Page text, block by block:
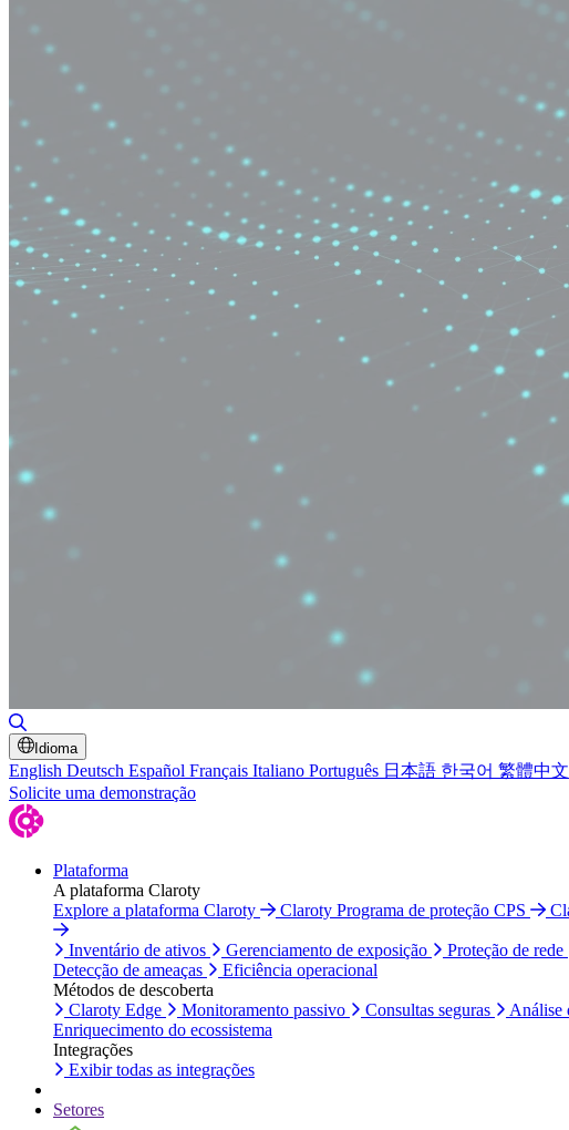
Idioma
English Deutsch Español Français Italiano Português 日本語 한국어 繁體中文
Solicite uma demonstração
Plataforma
A plataforma Claroty
Explore a plataforma Claroty
Claroty Programa de proteção CPS
Inventário de ativos Gerenciamento de exposição Proteção de rede
Detecção de ameaças
Eficiência operacional
Métodos de descoberta
Claroty Edge
Monitoramento passivo Consultas seguras
Análise
Enriquecimento do ecossistema
Integrações
Exibir todas as integrações
Setores